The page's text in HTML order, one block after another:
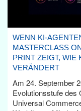
WENN KI-
MASTERCLASS
PRINT ZEIGT, WIE
VERÄNDERT
Am 24. September
Evolutionsstufe des
Universal